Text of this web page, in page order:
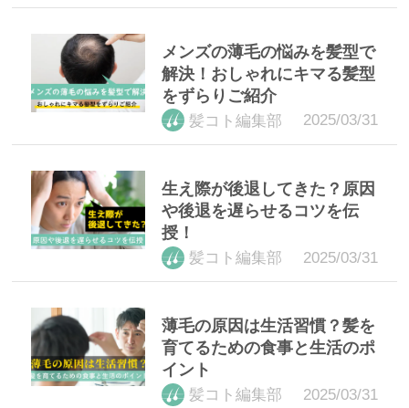
メンズの薄毛の悩みを髪型で
解決！おしゃれにキマる髪型
をずらりご紹介
髪コト編集部
2025/03/31
生え際が後退してきた？原因
や後退を遅らせるコツを伝
授！
髪コト編集部
2025/03/31
薄毛の原因は生活習慣？髪を
育てるための食事と生活のポ
イント
髪コト編集部
2025/03/31